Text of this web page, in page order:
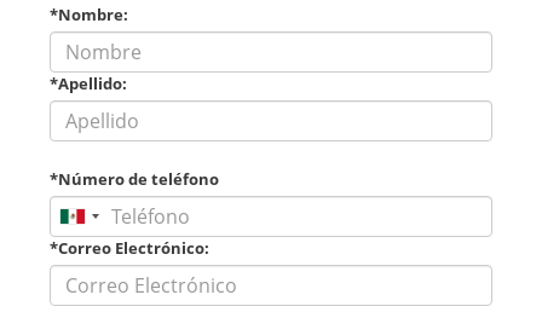
*Nombre:
*Apellido:
*Número de teléfono
*Correo Electrónico: